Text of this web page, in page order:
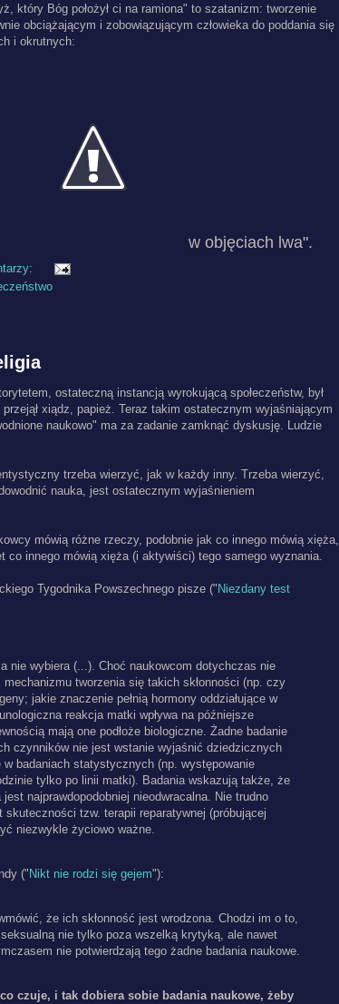
który Bóg położył ci na ramiona" to szatanizm: tworzenie
obciążającym i zobowiązującym człowieka do poddania się
i okrutnych:
w objęciach lwa".
ostateczną instancją wyrokującą społeczeństw, był
xiądz, papież. Teraz takim ostatecznym wyjaśniającym
naukowo" ma za zadanie zamknąć dyskusję. Ludzie
trzeba wierzyć, jak w każdy inny. Trzeba wierzyć,
nauka, jest ostatecznym wyjaśnieniem
mówią różne rzeczy, podobnie jak co innego mówią xięża,
co innego mówią xięża (i aktywiści) tego samego wyznania.
Tygodnika Powszechnego pisze (" Niezdany test
nie wybiera (...). Choć naukowcom dotychczas nie
tworzenia się takich skłonności (np. czy
jakie znaczenie pełnią hormony oddziałujące w
reakcja matki wpływa na późniejsze
mają one podłoże biologiczne. Żadne badanie
czynników nie jest wstanie wyjaśnić dziedzicznych
badaniach statystycznych (np. występowanie
tylko po linii matki). Badania wskazują także, że
najprawdopodobniej nieodwracalna. Nie trudno
tzw. terapii reparatywnej (próbującej
niezwykle życiowo ważne.
(" Nikt nie rodzi się gejem"):
że ich skłonność jest wrodzona. Chodzi im o to,
nie tylko poza wszelką krytyką, ale nawet
nie potwierdzają tego żadne badania naukowe.
czuje, i tak dobiera sobie badania naukowe, żeby